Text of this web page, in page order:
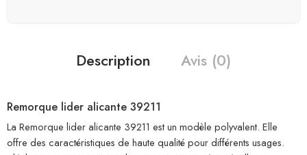
Description Avis (0)
Remorque lider alicante 39211
La Remorque lider alicante 39211 est un modèle polyvalent. Elle
offre des caractéristiques de haute qualité pour différents usages.